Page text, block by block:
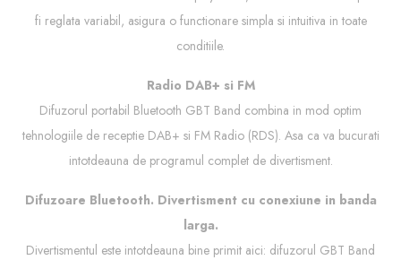
fi reglata variabil, asigura o functionare simpla si intuitiva in toate
conditiile.
Radio DAB+ si FM
Difuzorul portabil Bluetooth GBT Band combina in mod optim
tehnologiile de receptie DAB+ si FM Radio (RDS). Asa ca va bucurati
intotdeauna de programul complet de divertisment.
Difuzoare Bluetooth. Divertisment cu conexiune in banda
larga.
Divertismentul este intotdeauna bine primit aici: difuzorul GBT Band